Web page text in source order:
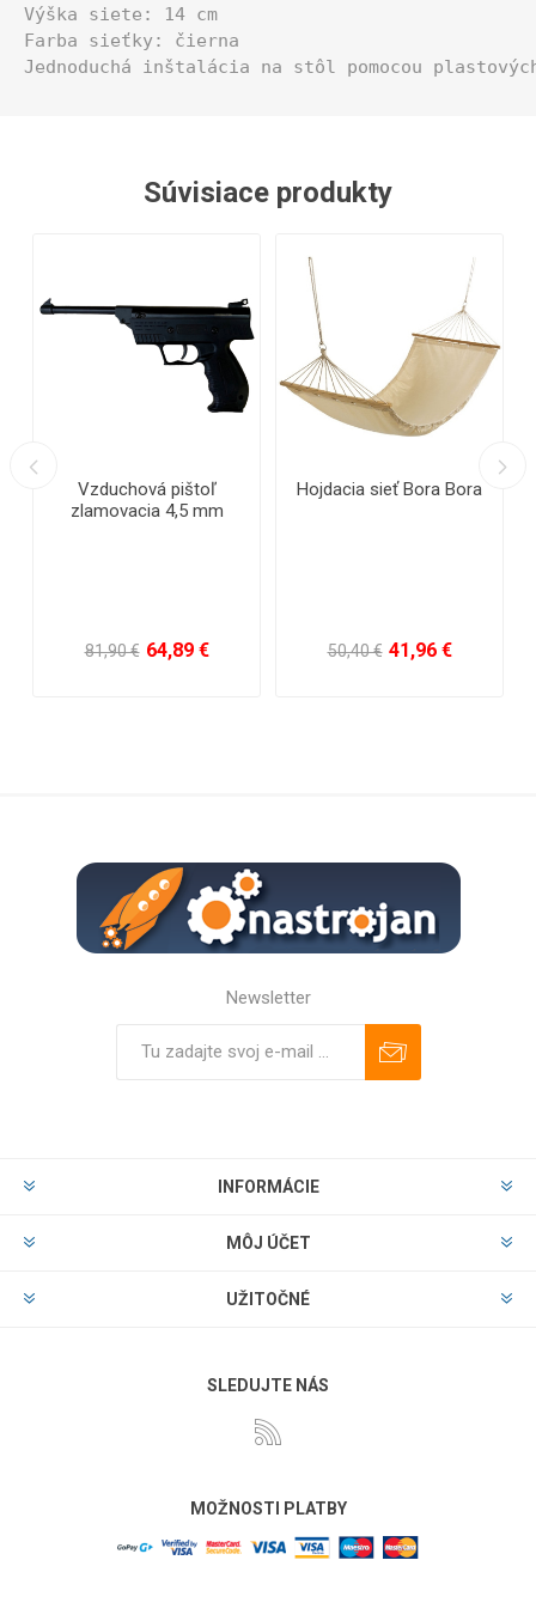
Výška siete: 14 cm
Farba sieťky: čierna
Jednoduchá inštalácia na stôl pomocou
Súvisiace produkty
Vzduchová pištoľ
zlamovacia 4,5 mm
81,90 € 64,89 €
Hojdacia sieť Bora Bora
50,40 € 41,96 €
Newsletter
INFORMÁCIE
MÔJ ÚČET
UŽITOČNÉ
SLEDUJTE NÁS
MOŽNOSTI PLATBY